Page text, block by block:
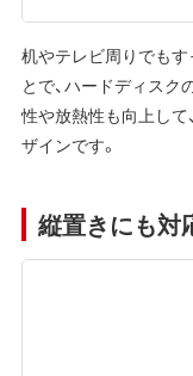
机やテレビ周りでもす
とで、ハードディスク
性や放熱性も向上して
ザインです。
縦置きにも対